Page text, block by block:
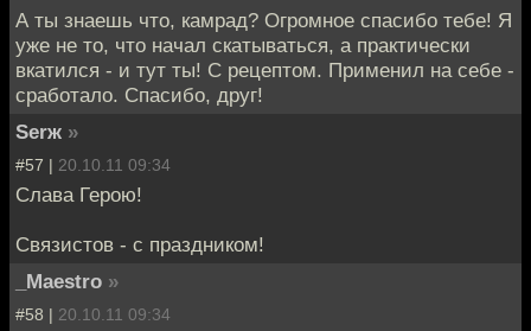
А ты знаешь что, камрад? Огромное спасибо тебе! Я
уже не то, что начал скатываться, а практически
вкатился - и тут ты! С рецептом. Применил на себе -
сработало. Спасибо, друг!
Serж »
#57 | 20.10.11 09:34
Слава Герою!
Связистов - с праздником!
_Maestro »
#58 | 20.10.11 09:34